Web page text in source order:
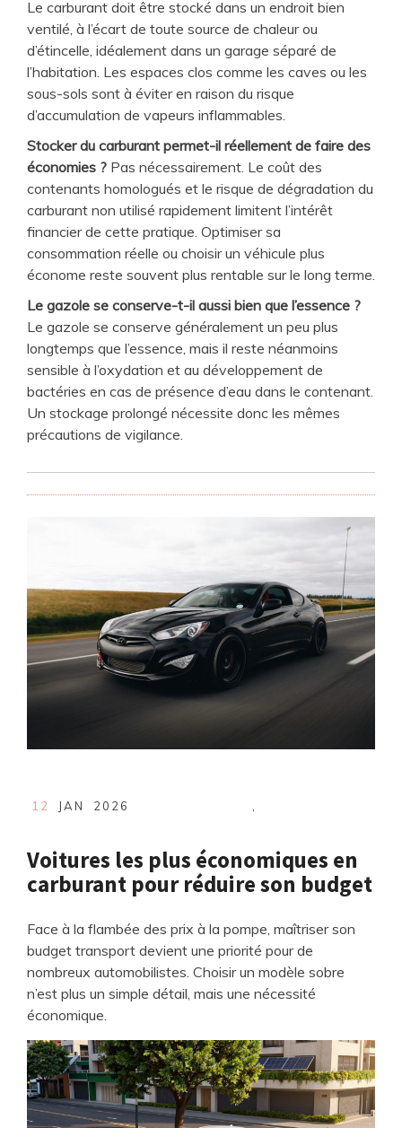
Le carburant doit être stocké dans un endroit bien
ventilé, à l’écart de toute source de chaleur ou
d’étincelle, idéalement dans un garage séparé de
l’habitation. Les espaces clos comme les caves ou les
sous-sols sont à éviter en raison du risque
d’accumulation de vapeurs inflammables.
Stocker du carburant permet-il réellement de faire des
économies ? Pas nécessairement. Le coût des
contenants homologués et le risque de dégradation du
carburant non utilisé rapidement limitent l’intérêt
financier de cette pratique. Optimiser sa
consommation réelle ou choisir un véhicule plus
économe reste souvent plus rentable sur le long terme.
Le gazole se conserve-t-il aussi bien que l’essence ?
Le gazole se conserve généralement un peu plus
longtemps que l’essence, mais il reste néanmoins
sensible à l’oxydation et au développement de
bactéries en cas de présence d’eau dans le contenant.
Un stockage prolongé nécessite donc les mêmes
précautions de vigilance.
12 JAN 2026
Voitures les plus économiques en
carburant pour réduire son budget
Face à la flambée des prix à la pompe, maîtriser son
budget transport devient une priorité pour de
nombreux automobilistes. Choisir un modèle sobre
n’est plus un simple détail, mais une nécessité
économique.